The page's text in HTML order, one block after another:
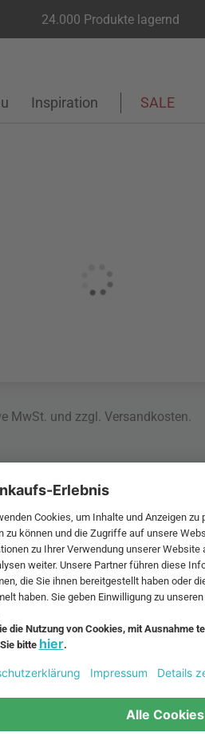
24.000 Produkte lagernd
Inspiration SALE
MwSt. und zzgl.Versandkosten.
Möbel
Stuhl